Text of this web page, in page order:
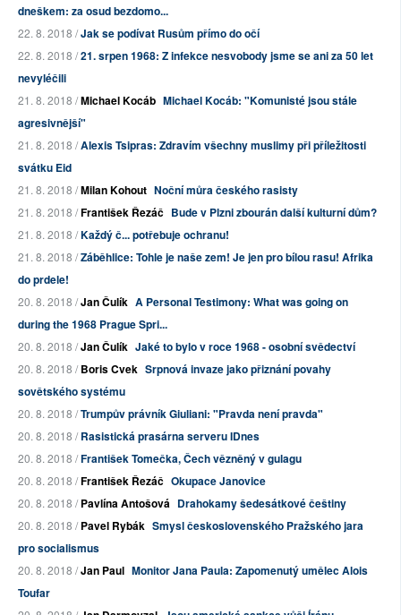
dneškem: za osud bezdomo...
22. 8. 2018 /Jak se podívat Rusům přímo do očí
22. 8. 2018 /21. srpen 1968: Z infekce nesvobody jsme se ani za 50 let
nevyléčili
21. 8. 2018 /Michael Kocáb Michael Kocáb: "Komunisté jsou stále
agresivnější"
21. 8. 2018 /Alexis Tsipras: Zdravím všechny muslimy při příležitosti
svátku Eid
21. 8. 2018 /Milan Kohout Noční můra českého rasisty
21. 8. 2018 /František Řezáč Bude v Plzni zbourán další kulturní dům?
21. 8. 2018 /Každý č... potřebuje ochranu!
21. 8. 2018 /Záběhlice: Tohle je naše zem! Je jen pro bílou rasu! Afrika
do prdele!
20. 8. 2018 /Jan Čulík A Personal Testimony: What was going on
during the 1968 Prague Spri...
20. 8. 2018 /Jan Čulík Jaké to bylo v roce 1968 - osobní svědectví
20. 8. 2018 /Boris Cvek Srpnová invaze jako přiznání povahy
sovětského systému
20. 8. 2018 /Trumpův právník Giuliani: "Pravda není pravda"
20. 8. 2018 /Rasistická prasárna serveru IDnes
20. 8. 2018 /František Tomečka, Čech vězněný v gulagu
20. 8. 2018 /František Řezáč Okupace Janovice
20. 8. 2018 /Pavlína Antošová Drahokamy šedesátkové češtiny
20. 8. 2018 /Pavel Rybák Smysl československého Pražského jara
pro socialismus
20. 8. 2018 /Jan Paul Monitor Jana Paula: Zapomenutý umělec Alois
Toufar